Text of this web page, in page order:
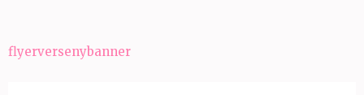
Bejegyzés
flyerversenybanner